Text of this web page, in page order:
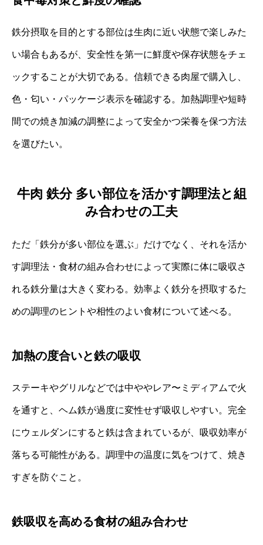
鉄分摂取を目的とする部位は生肉に近い状態で楽しみた
い場合もあるが、安全性を第一に鮮度や保存状態をチェ
ックすることが大切である。信頼できる肉屋で購入し、
色・匂い・パッケージ表示を確認する。加熱調理や短時
間での焼き加減の調整によって安全かつ栄養を保つ方法
を選びたい。
牛肉 鉄分 多い部位を活かす調理法と組
み合わせの工夫
ただ「鉄分が多い部位を選ぶ」だけでなく、それを活か
す調理法・食材の組み合わせによって実際に体に吸収さ
れる鉄分量は大きく変わる。効率よく鉄分を摂取するた
めの調理のヒントや相性のよい食材について述べる。
加熱の度合いと鉄の吸収
ステーキやグリルなどでは中ややレア〜ミディアムで火
を通すと、ヘム鉄が過度に変性せず吸収しやすい。完全
にウェルダンにすると鉄は含まれているが、吸収効率が
落ちる可能性がある。調理中の温度に気をつけて、焼き
すぎを防ぐこと。
鉄吸収を高める食材の組み合わせ